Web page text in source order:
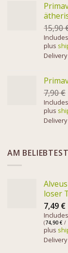
15,90
plus
7,90€
plus
AM
loser
7,49 €
(74,90 € /
plus